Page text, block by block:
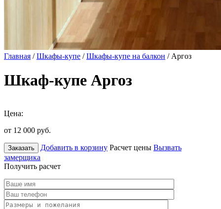
Главная /Шкафы-купе /Шкафы-купе на балкон / Аргоз
Шкаф-купе Аргоз
Цена:
от 12 000 руб.
Заказать Добавить в корзину Расчет цены Вызвать
замерщика
Получить расчет